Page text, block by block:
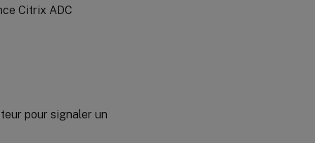
Citrix ADC
pour signaler un